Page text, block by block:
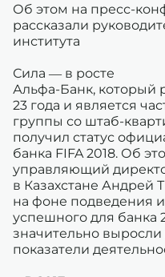
Об этом на пресс-
рассказали
института
Сила — в росте
Альфа-Банк, который
23 года и является
группы со штаб-
получил статус
банка FIFA 2018. Об
управляющий
в Казахстане Андрей
на фоне подведения
успешного для банка
значительно
показатели